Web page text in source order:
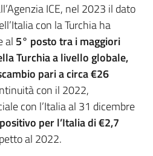
ICE, nel 2023 il dato
con la Turchia ha
al 5° posto tra i maggiori
Turchia a livello globale,
pari a circa €26
con il 2022,
con l’Italia al 31 dicembre
per l’Italia di €2,7
al 2022.